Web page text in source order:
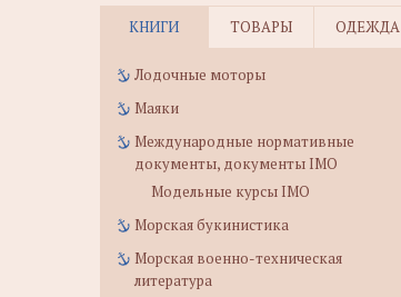
КНИГИ ТОВАРЫ ОДЕЖДА
Лодочные моторы
Маяки
Международные нормативные
документы, документы IMO
Модельные курсы IMO
Морская букинистика
Морская военно-техническая
литература